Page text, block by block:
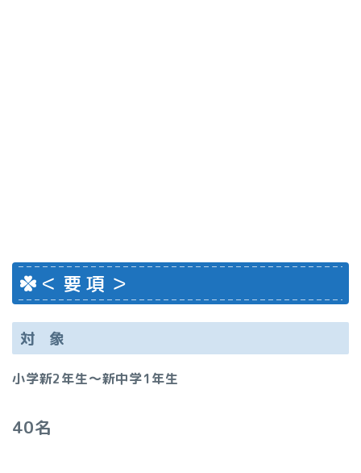
＜ 要 項 ＞
対 象
小学新2年生～新中学1年生
40名